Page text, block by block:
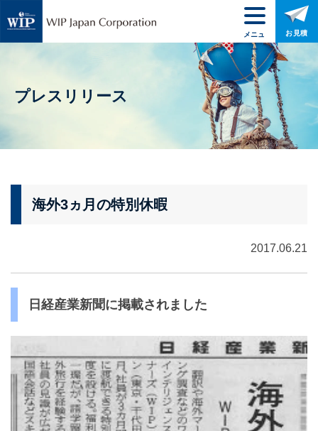
プレスリリース
海外3ヵ月の特別休暇
2017.06.21
日経産業新聞に掲載されました
メニュ
ー
お見積